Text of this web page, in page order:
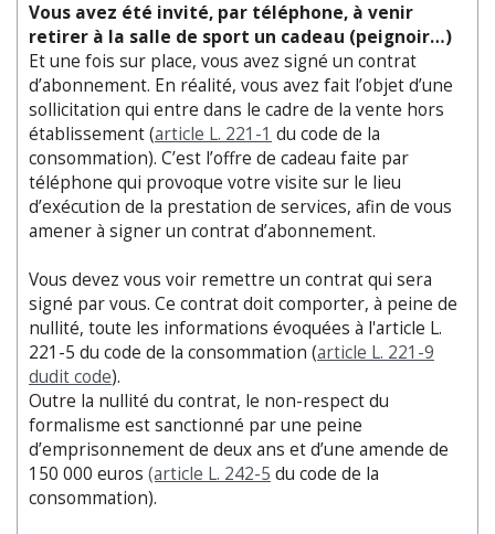
Vous avez été invité, par téléphone, à venir
retirer à la salle de sport un cadeau (peignoir…)
Et une fois sur place, vous avez signé un contrat
d’abonnement. En réalité, vous avez fait l’objet d’une
sollicitation qui entre dans le cadre de la vente hors
établissement (article L. 221-1 du code de la
consommation). C’est l’offre de cadeau faite par
téléphone qui provoque votre visite sur le lieu
d’exécution de la prestation de services, afin de vous
amener à signer un contrat d’abonnement.
Vous devez vous voir remettre un contrat qui sera
signé par vous. Ce contrat doit comporter, à peine de
nullité, toute les informations évoquées à l'article L.
221-5 du code de la consommation (article L. 221-9
dudit code).
Outre la nullité du contrat, le non-respect du
formalisme est sanctionné par une peine
d’emprisonnement de deux ans et d’une amende de
150 000 euros (article L. 242-5 du code de la
consommation).